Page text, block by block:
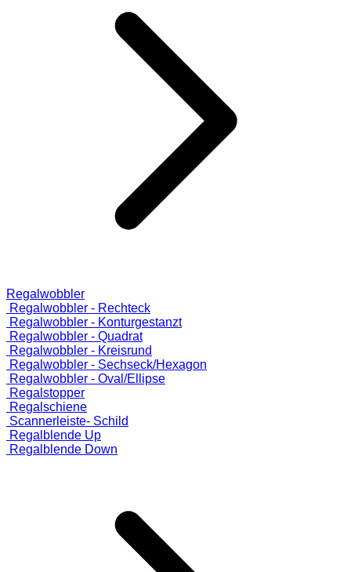
Regalwobbler
Regalwobbler - Rechteck
Regalwobbler - Konturgestanzt
Regalwobbler - Quadrat
Regalwobbler - Kreisrund
Regalwobbler - Sechseck/Hexagon
Regalwobbler - Oval/Ellipse
Regalstopper
Regalschiene
Scannerleiste- Schild
Regalblende Up
Regalblende Down